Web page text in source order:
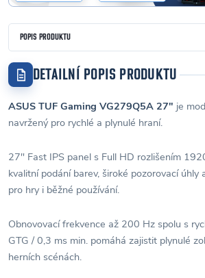
POPIS PRODUKTU
DETAILNÍ POPIS PRODUKTU
ASUS TUF Gaming VG279Q5A 27" je
navržený pro rychlé a plynulé hraní.
27" Fast IPS panel s Full HD rozlišením
kvalitní podání barev, široké pozorovací úhly
pro hry i běžné používání.
Obnovovací frekvence až 200 Hz spolu s
GTG / 0,3 ms min. pomáhá zajistit plynulé
herních scénách.